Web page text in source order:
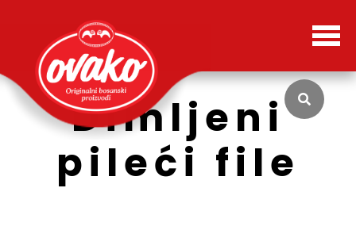
Dimljeni
pileći file